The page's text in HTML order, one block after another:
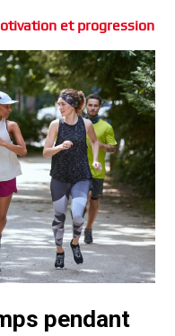
et progression
pendant